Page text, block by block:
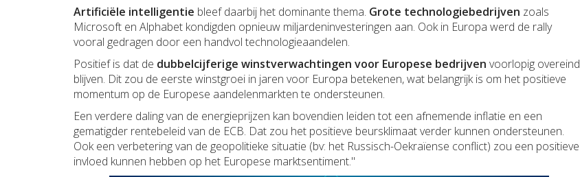
Artificiële intelligentie bleef daarbij het dominante thema. Grote technologiebedrijven zoals
Microsoft en Alphabet kondigden opnieuw miljardeninvesteringen aan. Ook in Europa werd de rally
vooral gedragen door een handvol technologieaandelen.
Positief is dat de dubbelcijferige winstverwachtingen voor Europese bedrijven voorlopig overeind
blijven. Dit zou de eerste winstgroei in jaren voor Europa betekenen, wat belangrijk is om het positieve
momentum op de Europese aandelenmarkten te ondersteunen.
Een verdere daling van de energieprijzen kan bovendien leiden tot een afnemende inflatie en een
gematigder rentebeleid van de ECB. Dat zou het positieve beursklimaat verder kunnen ondersteunen.
Ook een verbetering van de geopolitieke situatie (bv: het Russisch-Oekraïense conflict) zou een positieve
invloed kunnen hebben op het Europese marktsentiment."